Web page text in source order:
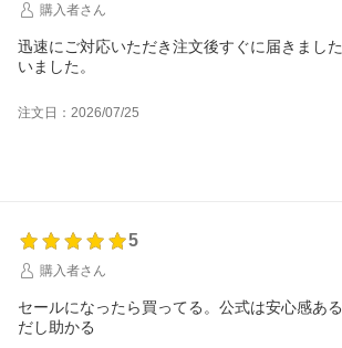
購入者さん
迅速にご対応いただき注文後すぐに届きまし
いました。
注文日：2026/07/25
5
購入者さん
セールになったら買ってる。公式は安心感あ
だし助かる